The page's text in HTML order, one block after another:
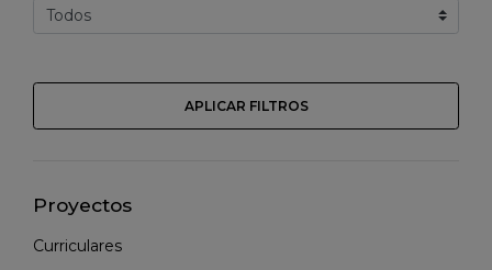
APLICAR FILTROS
Proyectos
Curriculares